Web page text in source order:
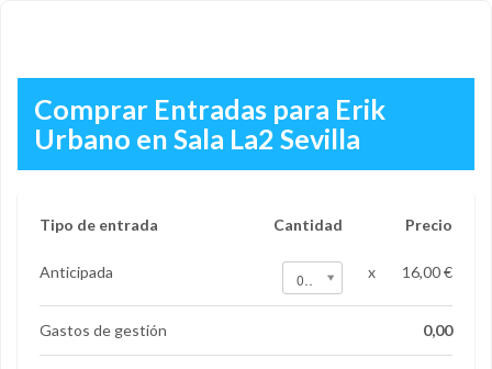
Comprar Entradas para Erik
Urbano en Sala La2 Sevilla
Tipo de entrada Precio
Cantidad
0 x 16,00 €
Anticipada
Gastos de gestión 0,00